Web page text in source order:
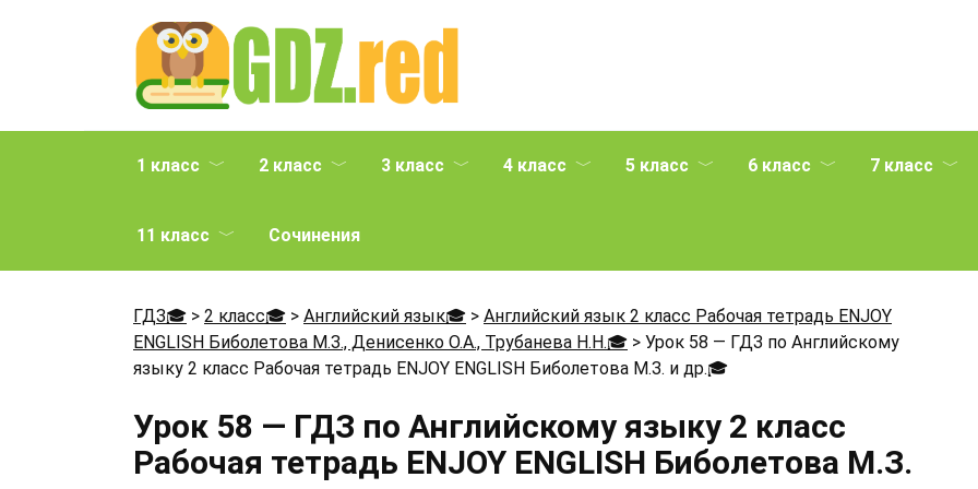
1 класс 2 класс 3 класс 4 класс 5 класс 6 класс 7 класс
11 класс Сочинения
ГДЗ🎓 > 2 класс🎓 > Английский язык🎓 > Английский язык 2 класс Рабочая тетрадь ENJOY
ENGLISH Биболетова М.З., Денисенко О.А., Трубанева Н.Н.🎓 > Урок 58 — ГДЗ по Английскому
языку 2 класс Рабочая тетрадь ENJOY ENGLISH Биболетова М.З. и др.🎓
Урок 58 — ГДЗ по Английскому языку 2 класс
Рабочая тетрадь ENJOY ENGLISH Биболетова М.З.